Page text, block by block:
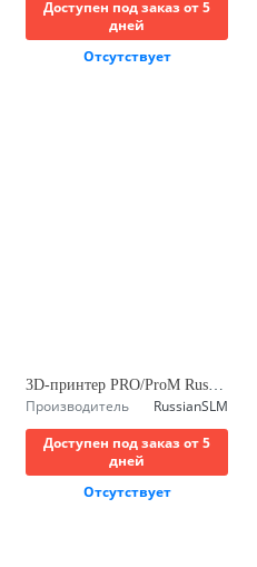
Доступен под заказ от 5
дней
Отсутствует
3D-принтер PRO/ProM RussianSLM
Производитель
RussianSLM
Доступен под заказ от 5
дней
Отсутствует